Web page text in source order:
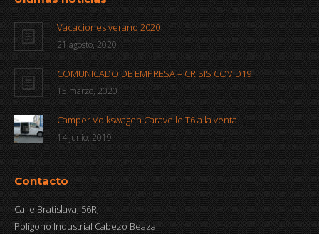
Vacaciones verano 2020
21 agosto, 2020
COMUNICADO DE EMPRESA – CRISIS COVID19
15 marzo, 2020
Camper Volkswagen Caravelle T6 a la venta
14 junio, 2019
Contacto
Calle Bratislava, 56R,
Polígono Industrial Cabezo Beaza